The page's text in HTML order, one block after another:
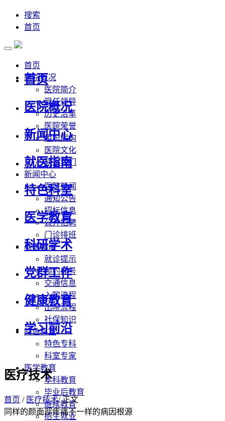
搜索
首页
首页
医院概况
医院简介
现任领导
历史沿革
医院荣誉
组织架构
医院文化
联系我们
新闻中心
医院新闻
通知公告
招标信息
公开招聘
门诊排班
就医指南
就诊提示
预约挂号
交通信息
入院流程
出院流程
社保知识
特色科室
特色专科
科室专家
医学教育
本科教育
毕业后教育
继续教育
招生就业
首页
医院概况
新闻中心
就医指南
特色科室
医学教育
科研学术
党群工作
健康教育
学习前沿
医疗技术
首页 / 医疗技术/ 正文
同样的颜面部疼痛不一样的病因根源